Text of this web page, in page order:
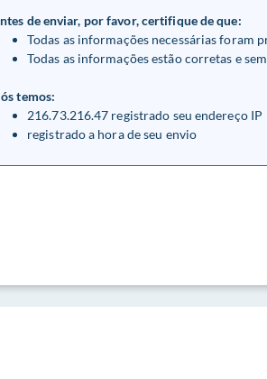
de enviar, por favor, certifique de que:
Todas as informações necessárias foram
Todas as informações estão corretas e
temos:
216.73.216.47 registrado seu endereço IP
registrado a hora de seu envio